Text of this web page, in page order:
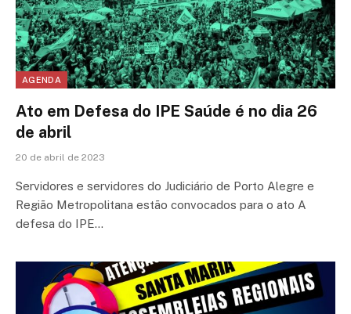
AGENDA
Ato em Defesa do IPE Saúde é no dia 26
de abril
20 de abril de 2023
Servidores e servidores do Judiciário de Porto Alegre e
Região Metropolitana estão convocados para o ato A
defesa do IPE…